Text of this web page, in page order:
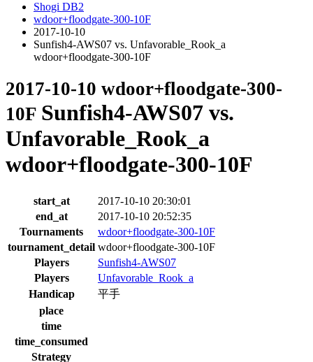
Shogi DB2
wdoor+floodgate-300-10F
2017-10-10
Sunfish4-AWS07 vs. Unfavorable_Rook_a
wdoor+floodgate-300-10F
2017-10-10 wdoor+floodgate-300-
10F Sunfish4-AWS07 vs.
Unfavorable_Rook_a
wdoor+floodgate-300-10F
start_at
2017-10-10 20:30:01
end_at
2017-10-10 20:52:35
Tournaments
wdoor+floodgate-300-10F
tournament_detail wdoor+floodgate-300-10F
Players
Sunfish4-AWS07
Players
Unfavorable_Rook_a
Handicap
平手
place
time
time_consumed
Strategy